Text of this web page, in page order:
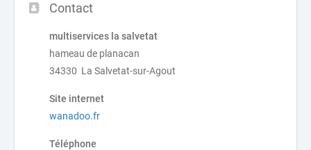
Contact
multiservices la salvetat
hameau de planacan
34330 La Salvetat-sur-Agout
Site internet
wanadoo.fr
Téléphone